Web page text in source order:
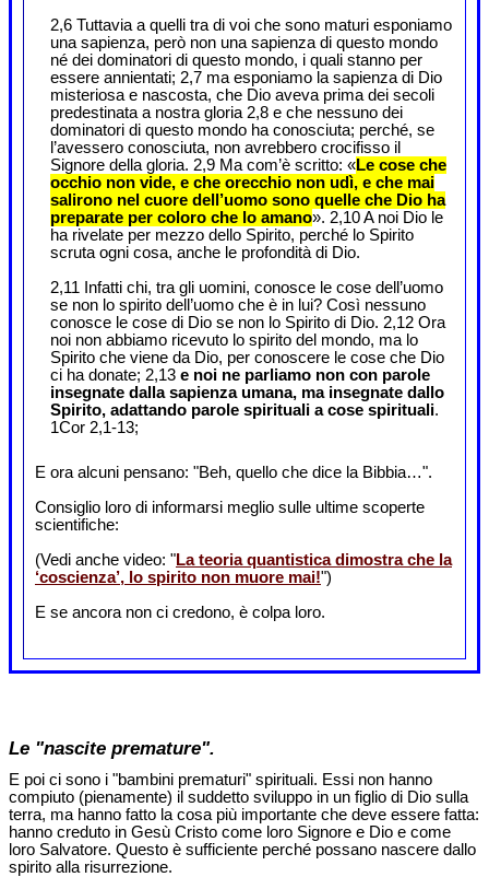
2,6 Tuttavia a quelli tra di voi che sono maturi esponiamo
una sapienza, però non una sapienza di questo mondo
né dei dominatori di questo mondo, i quali stanno per
essere annientati; 2,7 ma esponiamo la sapienza di Dio
misteriosa e nascosta, che Dio aveva prima dei secoli
predestinata a nostra gloria 2,8 e che nessuno dei
dominatori di questo mondo ha conosciuta; perché, se
l’avessero conosciuta, non avrebbero crocifisso il
Signore della gloria. 2,9 Ma com’è scritto: «Le cose che
occhio non vide, e che orecchio non udì, e che mai
salirono nel cuore dell’uomo sono quelle che Dio ha
preparate per coloro che lo amano». 2,10 A noi Dio le
ha rivelate per mezzo dello Spirito, perché lo Spirito
scruta ogni cosa, anche le profondità di Dio.
2,11 Infatti chi, tra gli uomini, conosce le cose dell’uomo
se non lo spirito dell’uomo che è in lui? Così nessuno
conosce le cose di Dio se non lo Spirito di Dio. 2,12 Ora
noi non abbiamo ricevuto lo spirito del mondo, ma lo
Spirito che viene da Dio, per conoscere le cose che Dio
ci ha donate; 2,13 e noi ne parliamo non con parole
insegnate dalla sapienza umana, ma insegnate dallo
Spirito, adattando parole spirituali a cose spirituali.
1Cor 2,1-13;
E ora alcuni pensano: "Beh, quello che dice la Bibbia…".
Consiglio loro di informarsi meglio sulle ultime scoperte
scientifiche:
(Vedi anche video: "La teoria quantistica dimostra che la
‘coscienza’, lo spirito non muore mai!")
E se ancora non ci credono, è colpa loro.
Le "nascite premature".
E poi ci sono i "bambini prematuri" spirituali. Essi non hanno
compiuto (pienamente) il suddetto sviluppo in un figlio di Dio sulla
terra, ma hanno fatto la cosa più importante che deve essere fatta:
hanno creduto in Gesù Cristo come loro Signore e Dio e come
loro Salvatore. Questo è sufficiente perché possano nascere dallo
spirito alla risurrezione.